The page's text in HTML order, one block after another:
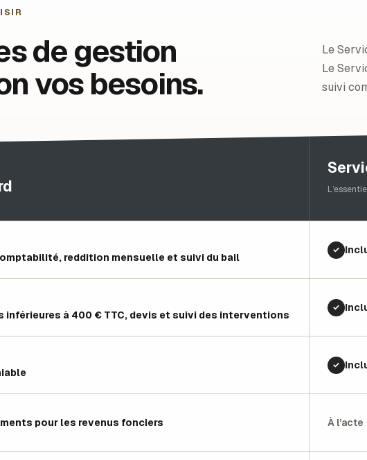
de gestion
vos besoins.
Le
Le
suivi
reddition mensuelle et suivi du bail
✓
inférieures à 400 € TTC, devis et suivi des interventions
✓
✓
pour les revenus fonciers À l’acte